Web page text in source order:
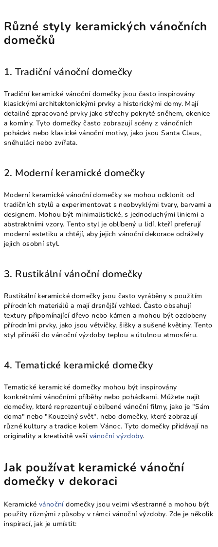
Různé styly keramických vánočních
domečků
1. Tradiční vánoční domečky
Tradiční keramické vánoční domečky jsou často inspirovány
klasickými architektonickými prvky a historickými domy. Mají
detailně zpracované prvky jako střechy pokryté sněhem, okenice
a komíny. Tyto domečky často zobrazují scény z vánočních
pohádek nebo klasické vánoční motivy, jako jsou Santa Claus,
sněhuláci nebo zvířata.
2. Moderní keramické domečky
Moderní keramické vánoční domečky se mohou odklonit od
tradičních stylů a experimentovat s neobvyklými tvary, barvami a
designem. Mohou být minimalistické, s jednoduchými liniemi a
abstraktními vzory. Tento styl je oblíbený u lidí, kteří preferují
moderní estetiku a chtějí, aby jejich vánoční dekorace odrážely
jejich osobní styl.
3. Rustikální vánoční domečky
Rustikální keramické domečky jsou často vyráběny s použitím
přírodních materiálů a mají drsnější vzhled. Často obsahují
textury připomínající dřevo nebo kámen a mohou být ozdobeny
přírodními prvky, jako jsou větvičky, šišky a sušené květiny. Tento
styl přináší do vánoční výzdoby teplou a útulnou atmosféru.
4. Tematické keramické domečky
Tematické keramické domečky mohou být inspirovány
konkrétními vánočními příběhy nebo pohádkami. Můžete najít
domečky, které reprezentují oblíbené vánoční filmy, jako je "Sám
doma" nebo "Kouzelný svět", nebo domečky, které zobrazují
různé kultury a tradice kolem Vánoc. Tyto domečky přidávají na
originality a kreativitě vaší vánoční výzdoby.
Jak používat keramické vánoční
domečky v dekoraci
Keramickévánočnídomečky jsou velmi všestranné a mohou být
použity různými způsoby v rámci vánoční výzdoby. Zde je několik
inspirací, jak je umístit: